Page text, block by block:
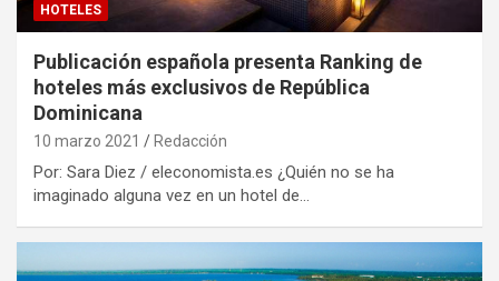
HOTELES
Publicación española presenta Ranking de
hoteles más exclusivos de República
Dominicana
10 marzo 2021 Redacción
Por: Sara Diez / eleconomista.es ¿Quién no se ha
imaginado alguna vez en un hotel de…